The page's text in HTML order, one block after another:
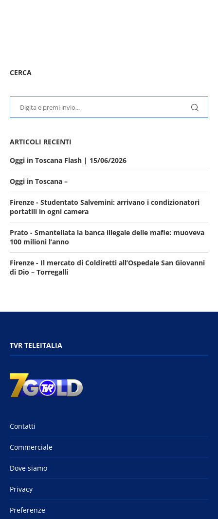
CERCA
ARTICOLI RECENTI
Oggi in Toscana Flash | 15/06/2026
Oggi in Toscana –
Firenze - Studentato Salvemini: arrivano i condizionatori
portatili in ogni camera
Prato - Smantellata la banca illegale delle mafie: muoveva
100 milioni l’anno
Firenze - Il mercato di Coldiretti all’Ospedale San Giovanni
di Dio – Torregalli
TVR TELEITALIA
Contatti
Commerciale
Dove siamo
Privacy
Preferenze